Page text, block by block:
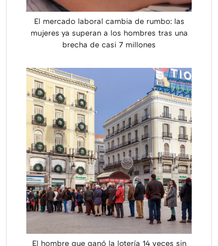
El mercado laboral cambia de rumbo: las
mujeres ya superan a los hombres tras una
brecha de casi 7 millones
El hombre que ganó la lotería 14 veces sin